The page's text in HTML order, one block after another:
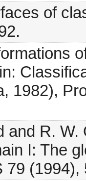
of
1982),
and R.
I: The
79 (1994),